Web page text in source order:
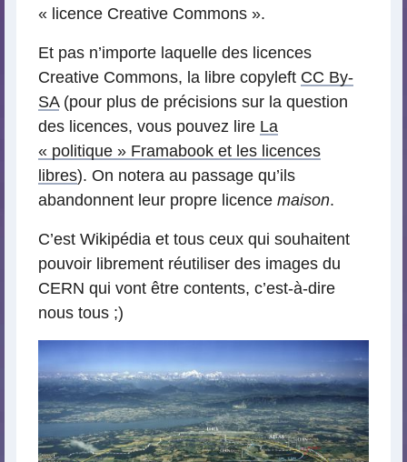
« licence Creative Commons ».
Et pas n’importe laquelle des licences
Creative Commons, la libre copyleft CC By-
SA(pour plus de précisions sur la question
des licences, vous pouvez lire La
« politique » Framabook et les licences
libres). On notera au passage qu’ils
abandonnent leur propre licence maison.
C’est Wikipédia et tous ceux qui souhaitent
pouvoir librement réutiliser des images du
CERN qui vont être contents, c’est-à-dire
nous tous ;)